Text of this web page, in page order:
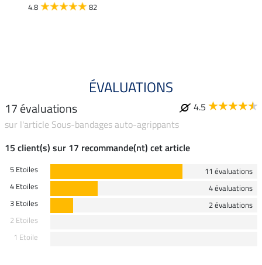
4.8 82
ÉVALUATIONS
17 évaluations
4.5
sur l'article Sous-bandages auto-agrippants
15 client(s) sur 17 recommande(nt) cet article
5 Etoiles
11 évaluations
4 Etoiles
4 évaluations
3 Etoiles
2 évaluations
2 Etoiles
1 Etoile